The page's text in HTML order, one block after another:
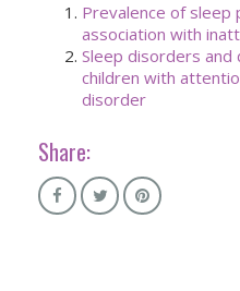
Prevalence of sleep
association with
Sleep disorders and
children with
disorder
Share: